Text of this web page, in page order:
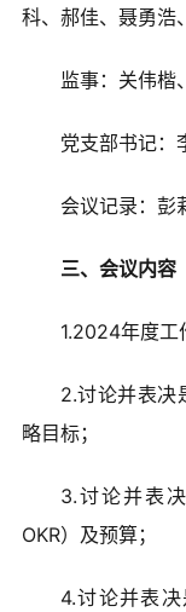
科、郝佳、聂勇浩
监事：关伟楷
党支部书记：
会议记录：彭
三、会议内容
1.2024年度工
2.讨论并表
略目标；
3.讨论并表
OKR）及预算；
4.讨论并表